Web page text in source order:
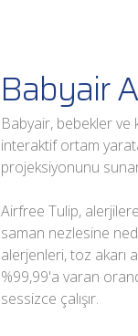
Babyair
Babyair, bebekler ve
interaktif ortam
projeksiyonunu
Airfree Tulip,
saman nezlesine
alerjenleri, toz akarı
%99,99'a varan
sessizce çalışır.